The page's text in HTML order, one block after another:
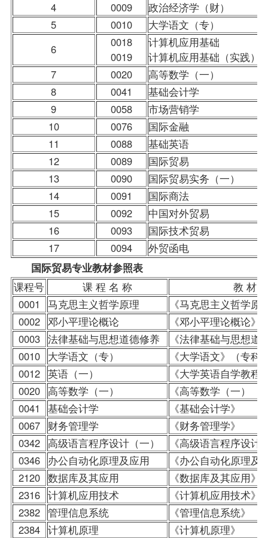
4 0009
政治经济学（财）
5
0010 大学语文 （专）
6
0018
0019
计算机应用基础
计算机应用基础（实践）
7
0020
高等数学（一）
8
0041
基础会计学
9
0058
市场营销学
10
0076
国际金融
11
0088
基础英语
12
0089
国际贸易
13
0090
国际贸易实务（一）
14
0091
国际商法
15
0092
中国对外贸易
16
0093
国际技术贸易
17
0094
外贸函电
国际贸易专业教材参照表
课程号
课 程 名 称
教 材
0001
马克思主义哲学原理
《马克思主义哲学原
0002 邓小平理论概论
《邓小平理论概论》
0003 法律基础与思想道德修养
《法律基础与思想道
0010 大学语文（专）
《大学语文》（专科
0012 英语（一）
《大学英语自学教程
0020 高等数学（一）
《高等数学（一）（
0041
基础会计学
《基础会计学》
0067 财务管理学 《财务管理学》
0342 高级语言程序设计（一）
《高级语言程序设计
0346 办公自动化原理及应用
《办公自动化原理及
2120 数据库及其应用
《数据库及其应用》
2316 计算机应用技术
《计算机应用技术》
2382 管理信息系统
《管理信息系统》
2384 计算机原理
《计算机原理》